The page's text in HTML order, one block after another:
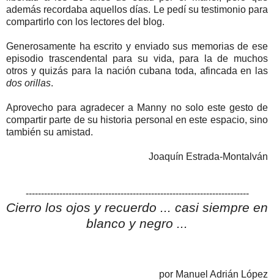
además recordaba aquellos días. Le pedí su testimonio para
compartirlo con los lectores del blog.
Generosamente ha escrito y enviado sus memorias de ese
episodio trascendental para su vida, para la de muchos
otros y quizás para la nación cubana toda, afincada en las
dos orillas.
Aprovecho para agradecer a Manny no solo este gesto de
compartir parte de su historia personal en este espacio, sino
también su amistad.
Joaquín Estrada-Montalván
-------------------------------------------------------------------------
Cierro los ojos y recuerdo ... casi siempre en
blanco y negro ...
por Manuel Adrián López